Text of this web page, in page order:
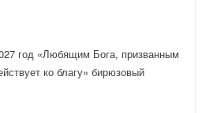
год «Любящим Бога, призванным
ко благу» бирюзовый